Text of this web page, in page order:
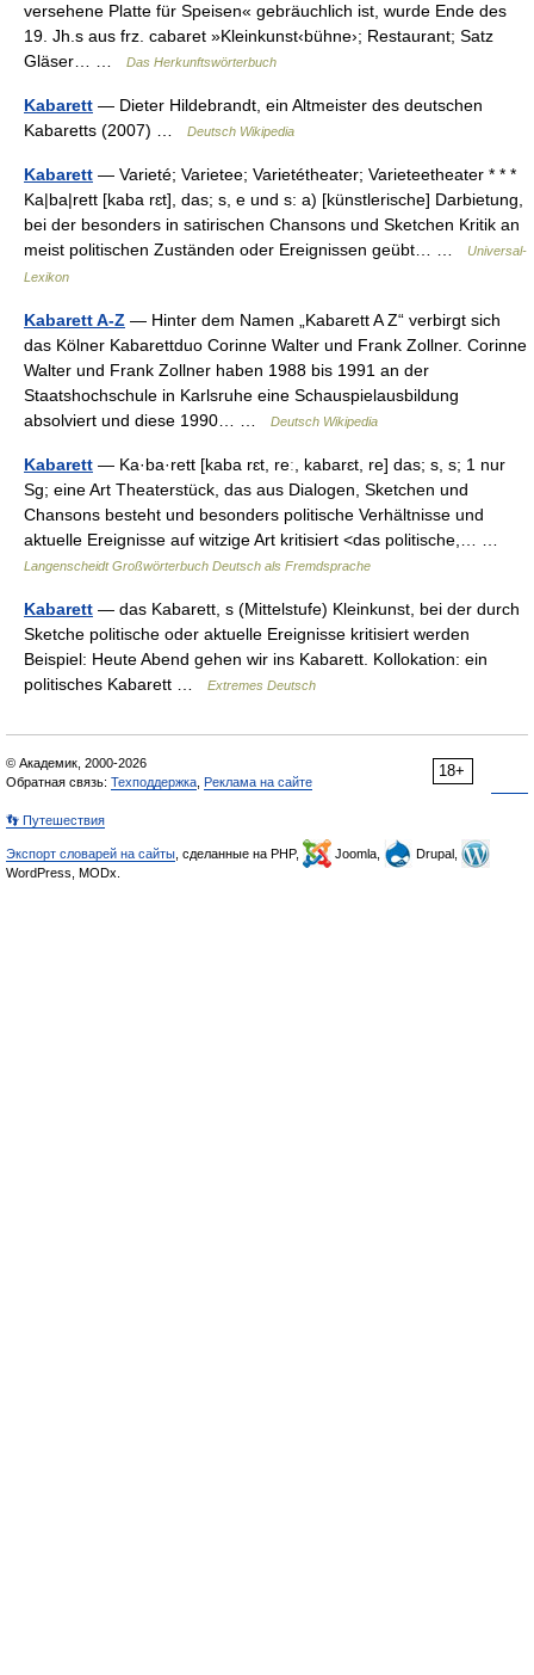
versehene Platte für Speisen« gebräuchlich ist, wurde Ende des
19. Jh.s aus frz. cabaret »Kleinkunst‹bühne›; Restaurant; Satz
Gläser… …
Das Herkunftswörterbuch
Kabarett — Dieter Hildebrandt, ein Altmeister des deutschen
Kabaretts (2007) …
Deutsch Wikipedia
Kabarett — Varieté; Varietee; Varietétheater; Varieteetheater * * *
Ka|ba|rett [kaba rɛt], das; s, e und s: a) [künstlerische] Darbietung,
bei der besonders in satirischen Chansons und Sketchen Kritik an
meist politischen Zuständen oder Ereignissen geübt… …
Universal-
Lexikon
Kabarett A-Z — Hinter dem Namen „Kabarett A Z“ verbirgt sich
das Kölner Kabarettduo Corinne Walter und Frank Zollner. Corinne
Walter und Frank Zollner haben 1988 bis 1991 an der
Staatshochschule in Karlsruhe eine Schauspielausbildung
absolviert und diese 1990… …
Deutsch Wikipedia
Kabarett — Ka·ba·rett [kaba rɛt, reː, kabarɛt, re] das; s, s; 1 nur
Sg; eine Art Theaterstück, das aus Dialogen, Sketchen und
Chansons besteht und besonders politische Verhältnisse und
aktuelle Ereignisse auf witzige Art kritisiert <das politische,… …
Langenscheidt Großwörterbuch Deutsch als Fremdsprache
Kabarett — das Kabarett, s (Mittelstufe) Kleinkunst, bei der durch
Sketche politische oder aktuelle Ereignisse kritisiert werden
Beispiel: Heute Abend gehen wir ins Kabarett. Kollokation: ein
politisches Kabarett …
Extremes Deutsch
18+
© Академик, 2000-2026
Обратная связь: Техподдержка Реклама на сайте
👣 Путешествия
Экспорт словарей на сайты , сделанные на PHP, Joomla,
Drupal,
WordPress, MODx.